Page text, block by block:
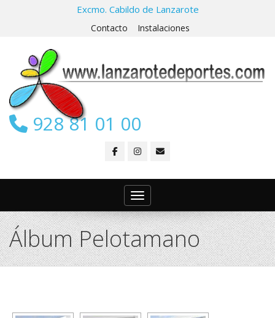
Excmo. Cabildo de Lanzarote
Contacto Instalaciones
928 81 01 00
Toggle navigation
Álbum Pelotamano